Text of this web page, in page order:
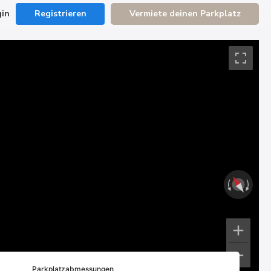
Registrieren Vermiete deinen Parkplatz
Parkplatzabmessungen